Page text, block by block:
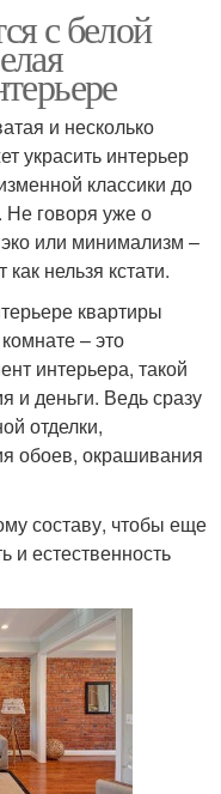
с белой
и несколько
украсить интерьер
классики до
Не говоря уже о
или минимализм –
нельзя кстати.
квартиры
– это
интерьера, такой
и деньги. Ведь сразу
отделки,
обоев, окрашивания
составу, чтобы еще
и естественность